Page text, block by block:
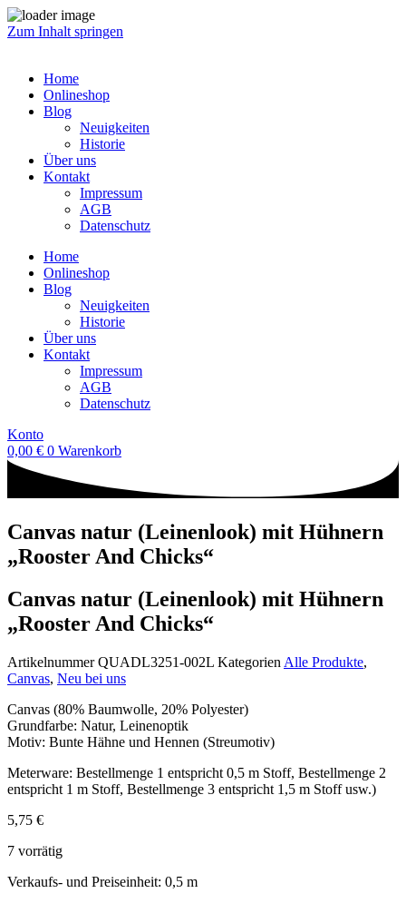
Zum Inhalt springen
Home
Onlineshop
Blog
Neuigkeiten
Historie
Über uns
Kontakt
Impressum
AGB
Datenschutz
Home
Onlineshop
Blog
Neuigkeiten
Historie
Über uns
Kontakt
Impressum
AGB
Datenschutz
Konto
0,00 € 0 Warenkorb
Canvas natur (Leinenlook) mit Hühnern
„Rooster And Chicks“
Canvas natur (Leinenlook) mit Hühnern
„Rooster And Chicks“
ArtikelnummerQUADL3251-002L Kategorien Alle Produkte,
Canvas, Neu bei uns
Canvas (80% Baumwolle, 20% Polyester)
Grundfarbe: Natur, Leinenoptik
Motiv: Bunte Hähne und Hennen (Streumotiv)
Meterware: Bestellmenge 1 entspricht 0,5 m Stoff, Bestellmenge 2
entspricht 1 m Stoff, Bestellmenge 3 entspricht 1,5 m Stoff usw.)
5,75 €
7 vorrätig
Verkaufs- und Preiseinheit: 0,5 m